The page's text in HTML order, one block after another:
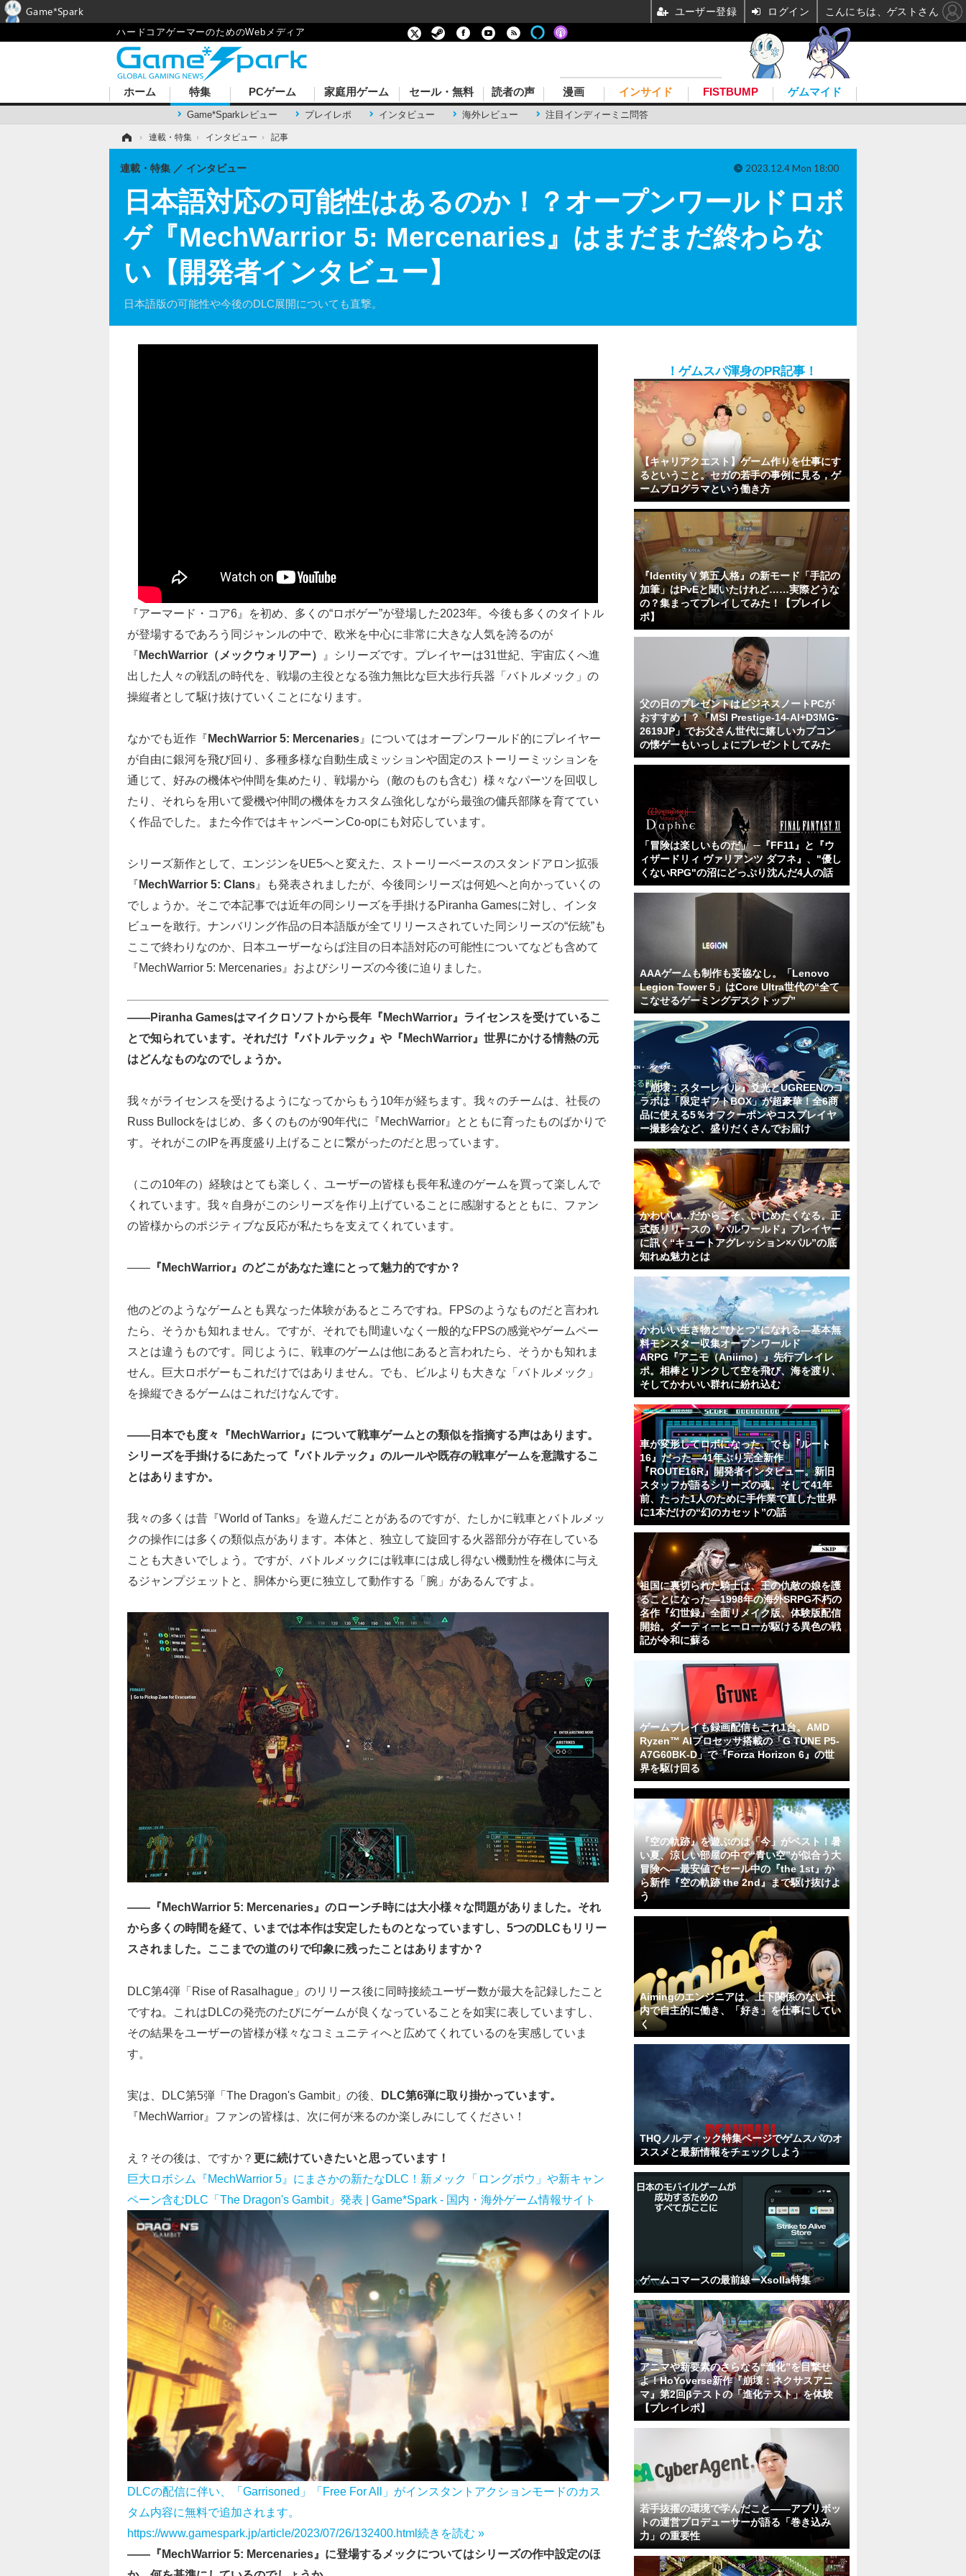
ハードコアゲーマーのためのWebメディア
ホーム 特集
Game*Sparkレビュー プレイレポ インタビュー 海外レビュー 注目インディーミニ問答
PCゲーム 家庭用ゲーム セール・無料 読者の声 漫画 インサイド FISTBUMP ゲムマイド
› 連載・特集 › インタビュー › 記事
日本語対応の可能性はあるのか！？オープンワールドロボ
ゲ『MechWarrior 5: Mercenaries』はまだまだ終わらな
い【開発者インタビュー】
日本語版の可能性や今後のDLC展開についても直撃。
連載・特集 インタビュー 2023.12.4 Mon 18:00
『アーマード・コア6』を初め、多くの“ロボゲー”が登場した2023年。今後も多くのタイトル
が登場するであろう同ジャンルの中で、欧米を中心に非常に大きな人気を誇るのが
『MechWarrior（メックウォリアー）
』シリーズです。プレイヤーは31世紀、宇宙広くへ進
出した人々の戦乱の時代を、戦場の主役となる強力無比な巨大歩行兵器「バトルメック」の
操縦者として駆け抜けていくことになります。
なかでも近作『MechWarrior 5: Mercenaries 』についてはオープンワールド的にプレイヤー
が自由に銀河を飛び回り、多種多様な自動生成ミッションや固定のストーリーミッションを
通じて、好みの機体や仲間を集めたり、戦場から（敵のものも含む）様々なパーツを回収し
たり、それらを用いて愛機や仲間の機体をカスタム強化しながら最強の傭兵部隊を育ててい
く作品でした。また今作ではキャンペーンCo-opにも対応しています。
シリーズ新作として、エンジンをUE5へと変えた、ストーリーベースのスタンドアロン拡張
『 MechWarrior 5: Clans 』も発表されましたが、今後同シリーズは何処へと向かっていくの
でしょうか。そこで本記事では近年の同シリーズを手掛けるPiranha Gamesに対し、インタ
ビューを敢行。ナンバリング作品の日本語版が全てリリースされていた同シリーズの“伝統”も
ここで終わりなのか、日本ユーザーならば注目の日本語対応の可能性についてなども含めて
『MechWarrior 5: Mercenaries』およびシリーズの今後に迫りました。
――Piranha Gamesはマイクロソフトから長年『MechWarrior』ライセンスを受けているこ
とで知られています。それだけ『バトルテック』や『MechWarrior』世界にかける情熱の元
はどんなものなのでしょうか。
我々がライセンスを受けるようになってからもう10年が経ちます。我々のチームは、社長の
Russ Bullockをはじめ、多くのものが90年代に『MechWarrior』とともに育ったものばかりで
す。それがこのIPを再度盛り上げることに繋がったのだと思っています。
（この10年の）経験はとても楽しく、ユーザーの皆様も長年私達のゲームを買って楽しんで
くれています。我々自身がこのシリーズを作り上げていることに感謝するとともに、ファン
の皆様からのポジティブな反応が私たちを支えてくれています。
―― 『MechWarrior』のどこがあなた達にとって魅力的ですか？
他のどのようなゲームとも異なった体験があるところですね。FPSのようなものだと言われ
たら、そうかも知れません。ですが、それでも間違いなく一般的なFPSの感覚やゲームペー
スとは違うものです。同じように、戦車のゲームは他にあると言われたら、そうかも知れま
せん。巨大ロボゲーもこれだけではありません。でも、ビルよりも大きな「バトルメック」
を操縦できるゲームはこれだけなんです。
――日本でも度々『MechWarrior』について戦車ゲームとの類似を指摘する声はあります。
シリーズを手掛けるにあたって『バトルテック』のルールや既存の戦車ゲームを意識するこ
とはありますか。
我々の多くは昔『World of Tanks』を遊んだことがあるのですが、たしかに戦車とバトルメッ
クの操作には多くの類似点があります。本体と、独立して旋回する火器部分が存在している
ことも大きいでしょう。ですが、バトルメックには戦車には成し得ない機動性を機体に与え
るジャンプジェットと、胴体から更に独立して動作する「腕」があるんですよ。
――『MechWarrior 5: Mercenaries』のローンチ時には大小様々な問題がありました。それ
から多くの時間を経て、いまでは本作は安定したものとなっていますし、5つのDLCもリリー
スされました。ここまでの道のりで印象に残ったことはありますか？
DLC第4弾「Rise of Rasalhague」のリリース後に同時接続ユーザー数が最大を記録したこと
ですね。これはDLCの発売のたびにゲームが良くなっていることを如実に表していますし、
その結果をユーザーの皆様が様々なコミュニティへと広めてくれているのを実感していま
す。
実は、DLC第5弾「The Dragon's Gambit」の後、 DLC第6弾に取り掛かっています。
『MechWarrior』ファンの皆様は、次に何が来るのか楽しみにしてください！
え？その後は、ですか？ 更に続けていきたいと思っています！
巨大ロボシム『MechWarrior 5』にまさかの新たなDLC！新メック「ロングボウ」や新キャン
ペーン含むDLC「The Dragon's Gambit」発表 | Game*Spark - 国内・海外ゲーム情報サイト
DLCの配信に伴い、「Garrisoned」「Free For All」がインスタントアクションモードのカス
タム内容に無料で追加されます。
https://www.gamespark.jp/article/2023/07/26/132400.html続きを読む »
――『MechWarrior 5: Mercenaries』に登場するメックについてはシリーズの作中設定のほ
！ゲムスパ渾身のPR記事！
【キャリアクエスト】ゲーム作りを仕事にす
るということ。セガの若手の事例に見る，ゲ
ームプログラマという働き方
『Identity V 第五人格』の新モード「手記の
加筆」はPvEと聞いたけれど……実際どうな
の？集まってプレイしてみた！【プレイレ
ポ】
父の日のプレゼントはビジネスノートPCが
おすすめ！？「MSI Prestige-14-AI+D3MG-
2619JP」でお父さん世代に嬉しいカプコン
の懐ゲーもいっしょにプレゼントしてみた
「冒険は楽しいものだ」 ─『FF11』と『ウ
ィザードリィ ヴァリアンツ ダフネ』、"優し
くないRPG"の沼にどっぷり沈んだ4人の話
AAAゲームも制作も妥協なし。「Lenovo
Legion Tower 5」はCore Ultra世代の“全て
こなせるゲーミングデスクトップ”
『崩壊：スターレイル』爻光とUGREENのコ
ラボは「限定ギフトBOX」が超豪華！全6商
品に使える5％オフクーポンやコスプレイヤ
ー撮影会など、盛りだくさんでお届け
かわいい…だからこそ、いじめたくなる。正
式版リリースの『パルワールド』プレイヤー
に訊く“キュートアグレッション×パル”の底
知れぬ魅力とは
かわいい生き物と"ひとつ"になれる―基本無
料モンスター収集オープンワールド
ARPG『アニモ（Aniimo）』先行プレイレ
ポ。相棒とリンクして空を飛び、海を渡り、
そしてかわいい群れに紛れ込む
車が変形してロボになった、でも『ルート
16』だった―41年ぶり完全新作
『ROUTE16R』開発者インタビュー。新旧
スタッフが語るシリーズの魂。そして41年
前、たった1人のために手作業で直した世界
に1本だけの“幻のカセット”の話
祖国に裏切られた騎士は、王の仇敵の娘を護
ることになった―1998年の海外SRPG不朽の
名作『幻世録』全面リメイク版、体験版配信
開始。ダーティーヒーローが駆ける異色の戦
記が令和に蘇る
ゲームプレイも録画配信もこれ1台。AMD
Ryzen™ AIプロセッサ搭載の「G TUNE P5-
A7G60BK-D」で『Forza Horizon 6』の世
界を駆け回る
『空の軌跡』を遊ぶのは「今」がベスト！暑
い夏、涼しい部屋の中で“青い空”が似合う大
冒険へ―最安値でセール中の『the 1st』か
ら新作『空の軌跡 the 2nd』まで駆け抜けよ
う
Aimingのエンジニアは、上下関係のない社
内で自主的に働き、「好き」を仕事にしてい
く
THQノルディック特集ページでゲムスパのオ
ススメと最新情報をチェックしよう
ゲームコマースの最前線ーXsolla特集
アニマや新要素のさらなる“進化”を目撃せ
よ！HoYoverse新作『崩壊：ネクサスアニ
マ』第2回βテストの「進化テスト」を体験
【プレイレポ】
若手抜擢の環境で学んだこと――アプリボッ
トの運営プロデューサーが語る「巻き込み
力」の重要性
Game*Spark ユーザー登録 ログイン こんにちは、ゲストさん